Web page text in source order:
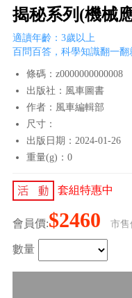
揭秘系列(機械
適讀年齡：3歲以上
百問百答，科學知識翻一翻
條碼：z0000000000008
出版社：風車圖書
作者：風車編輯部
尺寸：
出版日期：2024-01-26
重量(g)：0
套組特惠中
會員價:$2460 市售
數量